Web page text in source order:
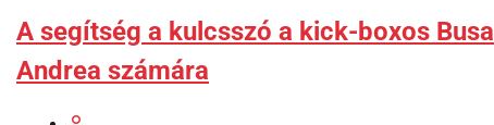
A segítség a kulcsszó a kick-boxos Busa
Andrea számára